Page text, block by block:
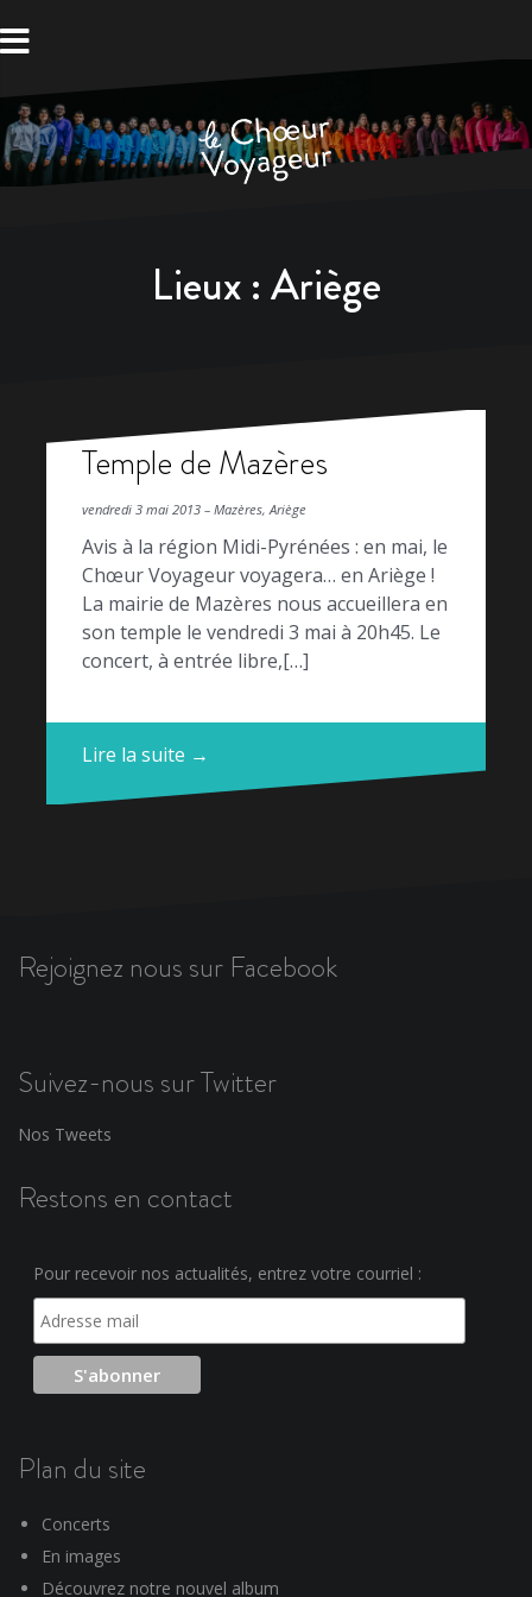
au
Lieux :Ariège
Temple de Mazères
vendredi 3 mai 2013 – Mazères, Ariège
Avis à la région Midi-Pyrénées : en mai, le
Chœur Voyageur voyagera… en Ariège !
La mairie de Mazères nous accueillera en
son temple le vendredi 3 mai à 20h45. Le
concert, à entrée libre,[…]
Lire la suite →
Rejoignez nous sur Facebook
Suivez-nous sur Twitter
Nos Tweets
Restons en contact
Pour recevoir nos actualités, entrez votre courriel :
Plan du site
Concerts
En images
Découvrez notre nouvel album